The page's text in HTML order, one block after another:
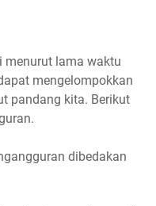
menurut lama waktu
mengelompokkan
pandang kita. Berikut
dibedakan